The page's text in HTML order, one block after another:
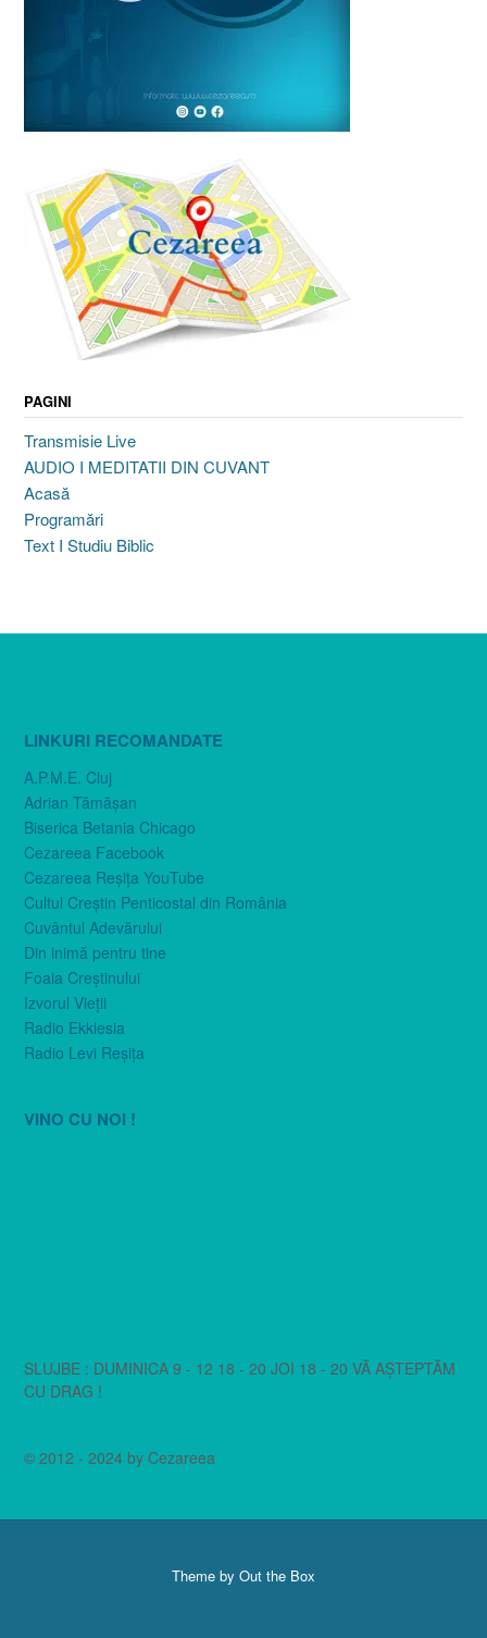
PAGINI
Transmisie Live
AUDIO I MEDITATII DIN CUVANT
Acasă
Programări
Text I Studiu Biblic
LINKURI RECOMANDATE
A.P.M.E. Cluj
Adrian Tămăşan
Biserica Betania Chicago
Cezareea Facebook
Cezareea Reşiţa YouTube
Cultul Creştin Penticostal din România
Cuvântul Adevărului
Din inimă pentru tine
Foaia Creştinului
Izvorul Vieţii
Radio Ekklesia
Radio Levi Reşiţa
VINO CU NOI !
SLUJBE : DUMINICA 9 - 12 18 - 20 JOI 18 - 20 VĂ AȘTEPTĂM
CU DRAG !
© 2012 - 2024 by Cezareea
Theme by Out the Box